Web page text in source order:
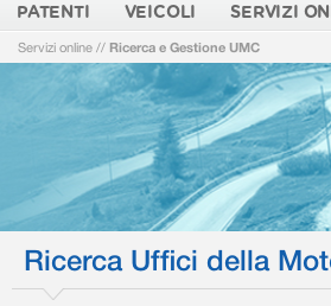
PATENTI VEICOLI SERVIZI
Servizi online // Ricerca e Gestione UMC
Ricerca Uffici della